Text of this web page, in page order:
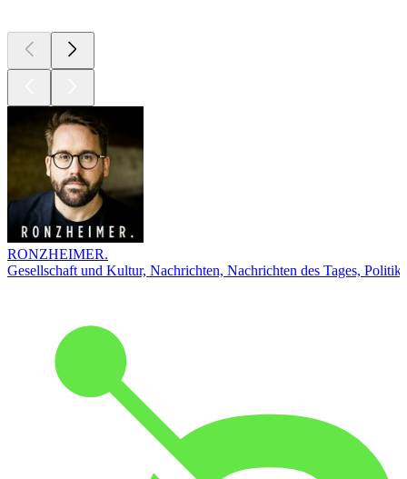
RONZHEIMER.
Gesellschaft und Kultur, Nachrichten, Nachrichten des Tages, Politik